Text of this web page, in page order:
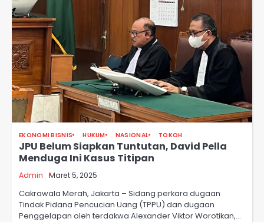
EKONOMI BISNIS HUKUM NASIONAL TOKOH
JPU Belum Siapkan Tuntutan, David Pella
Menduga Ini Kasus Titipan
Admin Maret 5, 2025
Cakrawala Merah, Jakarta – Sidang perkara dugaan
Tindak Pidana Pencucian Uang (TPPU) dan dugaan
Penggelapan oleh terdakwa Alexander Viktor Worotikan,…